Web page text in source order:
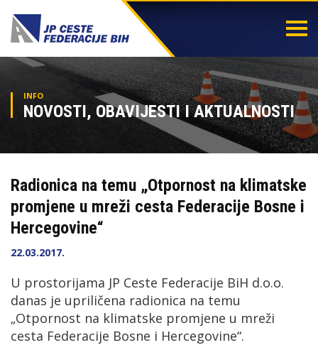
INFO
NOVOSTI, OBAVIJESTI I AKTUALNOSTI
Radionica na temu „Otpornost na klimatske
promjene u mreži cesta Federacije Bosne i
Hercegovine“
22.03.2017.
U prostorijama JP Ceste Federacije BiH d.o.o.
danas je upriličena radionica na temu
„Otpornost na klimatske promjene u mreži
cesta Federacije Bosne i Hercegovine“.